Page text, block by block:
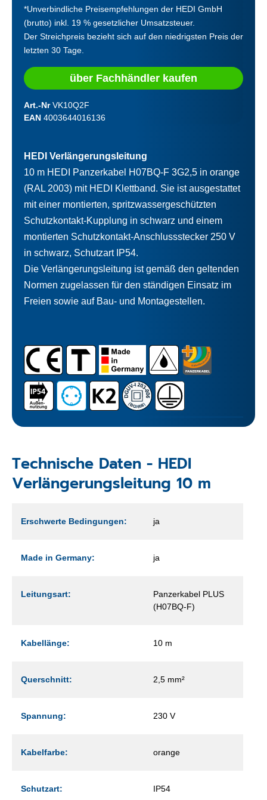
*Unverbindliche Preisempfehlungen der HEDI GmbH
(brutto) inkl. 19 % gesetzlicher Umsatzsteuer.
Der Streichpreis bezieht sich auf den niedrigsten Preis der
letzten 30 Tage.
über Fachhändler kaufen
Art.-NrVK10Q2F
EAN 4003644016136
HEDI Verlängerungsleitung
10 m HEDI Panzerkabel H07BQ-F 3G2,5 in orange
(RAL 2003) mit HEDI Klettband. Sie ist ausgestattet
mit einer montierten, spritzwassergeschützten
Schutzkontakt-Kupplung in schwarz und einem
montierten Schutzkontakt-Anschlussstecker 250 V
in schwarz, Schutzart IP54.
Die Verlängerungsleitung ist gemäß den geltenden
Normen zugelassen für den ständigen Einsatz im
Freien sowie auf Bau- und Montagestellen.
Technische Daten - HEDI
Verlängerungsleitung 10 m
Erschwerte Bedingungen: ja
Made in Germany: ja
Leitungsart:
Panzerkabel PLUS
(H07BQ-F)
Kabellänge: 10 m
Querschnitt: 2,5 mm²
Spannung: 230 V
Kabelfarbe: orange
Schutzart: IP54